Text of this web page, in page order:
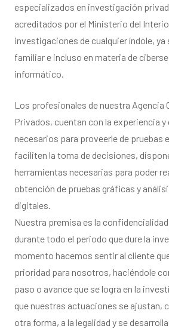
especializados en investigación
acreditados por el Ministerio del
investigaciones de cualquier índole, ya
familiar e incluso en materia de
informático.
Los profesionales de nuestra Agencia
Privados, cuentan con la experiencia
necesarios para proveerle de pruebas
faciliten la toma de decisiones,
herramientas necesarias para poder
obtención de pruebas gráficas y
digitales.
Nuestra premisa es la
durante todo el periodo que dure la
momento hacemos sentir al cliente
prioridad para nosotros, haciéndole
paso o avance que se logra en la
que nuestras actuaciones se ajustan,
otra forma, a la legalidad y se